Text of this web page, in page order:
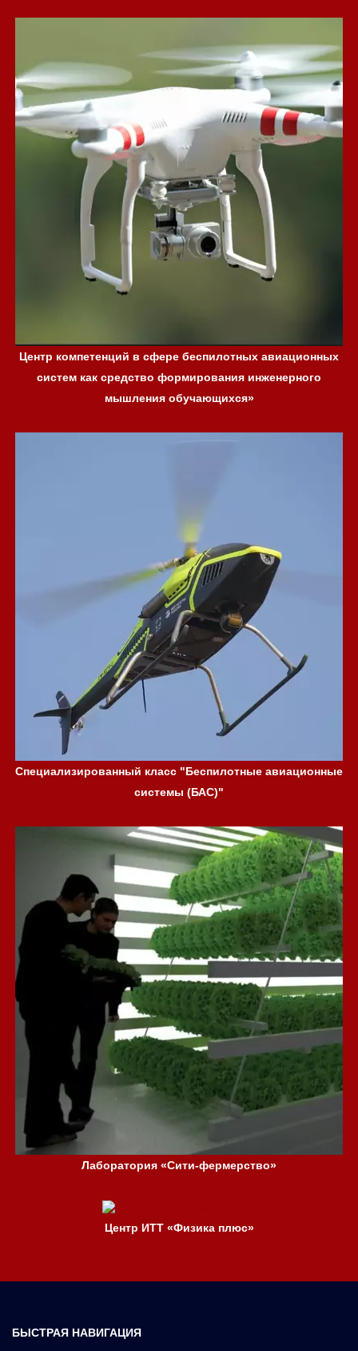
Центр компетенций в сфере беспилотных авиационных
систем как средство формирования инженерного
мышления обучающихся»
Специализированный класс "Беспилотные авиационные
системы (БАС)"
Лаборатория «Сити-фермерство»
Центр ИТТ «Физика плюс»
БЫСТРАЯ НАВИГАЦИЯ